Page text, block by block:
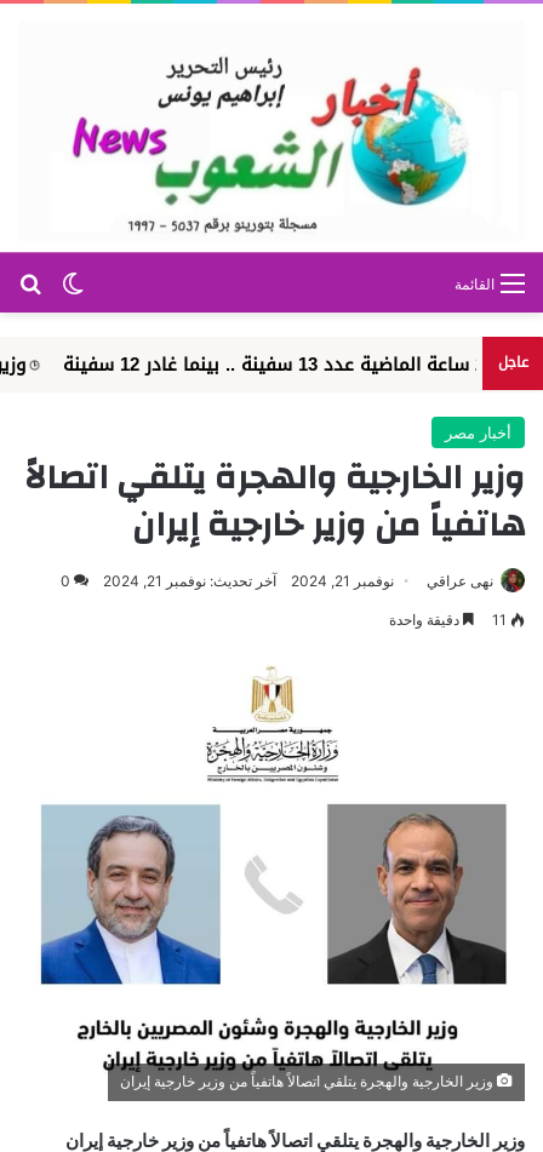
الوضع القائمة
عاجل وزير الطيران: مشروع
أخبار مصر
وزير الخارجية والهجرة يتلقي اتصالاً
هاتفياً من وزير خارجية إيران
نهى عراقي نوفمبر 21, 2024 آخر تحديث: نوفمبر 21, 2024 0
11 دقيقة واحدة
وزير الخارجية والهجرة يتلقي اتصالاً هاتفياً من وزير خارجية إيران
وزير الخارجية والهجرة يتلقي اتصالاً هاتفياً من وزير خارجية إيران